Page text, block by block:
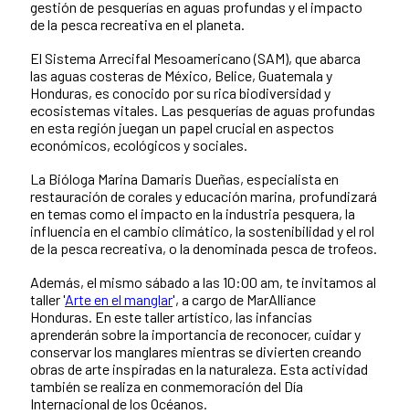
gestión de pesquerías en aguas profundas y el impacto
de la pesca recreativa en el planeta.
El Sistema Arrecifal Mesoamericano (SAM), que abarca
las aguas costeras de México, Belice, Guatemala y
Honduras, es conocido por su rica biodiversidad y
ecosistemas vitales. Las pesquerías de aguas profundas
en esta región juegan un papel crucial en aspectos
económicos, ecológicos y sociales.
La Bióloga Marina Damaris Dueñas, especialista en
restauración de corales y educación marina, profundizará
en temas como el impacto en la industria pesquera, la
influencia en el cambio climático, la sostenibilidad y el rol
de la pesca recreativa, o la denominada pesca de trofeos.
Además, el mismo sábado a las 10:00 am, te invitamos al
taller'Arte en el manglar', a cargo de MarAlliance
Honduras. En este taller artístico, las infancias
aprenderán sobre la importancia de reconocer, cuidar y
conservar los manglares mientras se divierten creando
obras de arte inspiradas en la naturaleza. Esta actividad
también se realiza en conmemoración del Día
Internacional de los Océanos.